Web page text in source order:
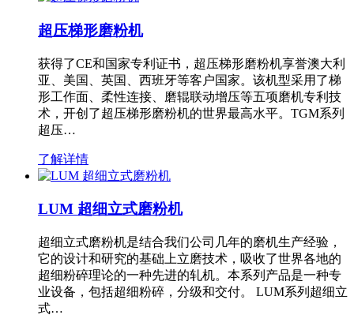
超压梯形磨粉机
获得了CE和国家专利证书，超压梯形磨粉机享誉澳大利
亚、美国、英国、西班牙等客户国家。该机型采用了梯
形工作面、柔性连接、磨辊联动增压等五项磨机专利技
术，开创了超压梯形磨粉机的世界最高水平。TGM系列
超压…
了解详情
LUM 超细立式磨粉机
超细立式磨粉机是结合我们公司几年的磨机生产经验，
它的设计和研究的基础上立磨技术，吸收了世界各地的
超细粉碎理论的一种先进的轧机。本系列产品是一种专
业设备，包括超细粉碎，分级和交付。 LUM系列超细立
式…